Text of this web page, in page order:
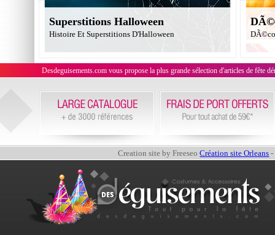
Superstitions Halloween
Histoire Et Superstitions D'Halloween
Desdeguisements.com vous propose la plus grande sélection d'articles de fête
Creation site by FreeseoCréation site Orleans -